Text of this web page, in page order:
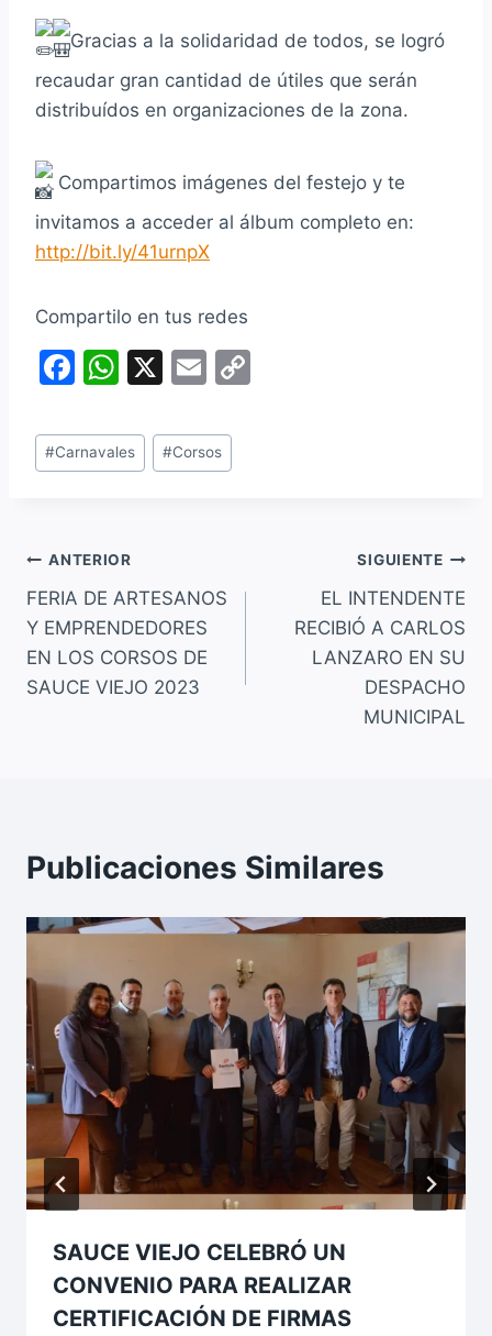
Gracias a la solidaridad de todos, se logró
recaudar gran cantidad de útiles que serán
distribuídos en organizaciones de la zona.
Compartimos imágenes del festejo y te
invitamos a acceder al álbum completo en:
http://bit.ly/41urnpX
Compartilo en tus redes
F
c
e
o
o
k
W
at
s
p
p
X
E
ai
l
Etiquetas
de
#Carnavales #Corsos
Navegación
de
entradas
ANTERIOR
FERIA DE ARTESANOS
Y EMPRENDEDORES
EN LOS CORSOS DE
SAUCE VIEJO 2023
SIGUIENTE
EL INTENDENTE
RECIBIÓ A CARLOS
LANZARO EN SU
DESPACHO
MUNICIPAL
Publicaciones Similares
SAUCE VIEJO CELEBRÓ UN
CONVENIO PARA REALIZAR
CERTIFICACIÓN DE FIRMAS